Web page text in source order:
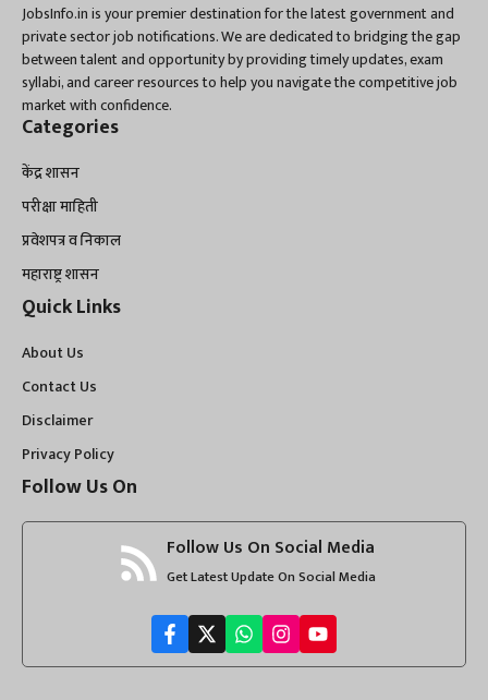
JobsInfo.in is your premier destination for the latest government and
private sector job notifications. We are dedicated to bridging the gap
between talent and opportunity by providing timely updates, exam
syllabi, and career resources to help you navigate the competitive job
market with confidence.
Categories
केंद्र शासन
परीक्षा माहिती
प्रवेशपत्र व निकाल
महाराष्ट्र शासन
Quick Links
About Us
Contact Us
Disclaimer
Privacy Policy
Follow Us On
Follow Us On Social Media
Get Latest Update On Social Media